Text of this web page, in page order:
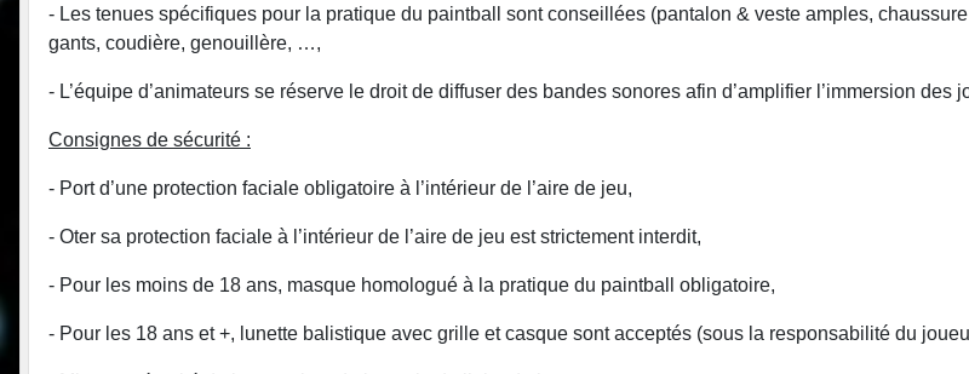
- Les tenues spécifiques pour la pratique du paintball sont conseillées (pantalon & veste amples,
gants, coudière, genouillère, …,
- L’équipe d’animateurs se réserve le droit de diffuser des bandes sonores afin d’amplifier l’immersion des
Consignes de sécurité :
- Port d’une protection faciale obligatoire à l’intérieur de l’aire de jeu,
- Oter sa protection faciale à l’intérieur de l’aire de jeu est strictement interdit,
- Pour les moins de 18 ans, masque homologué à la pratique du paintball obligatoire,
- Pour les 18 ans et +, lunette balistique avec grille et casque sont acceptés (sous la responsabilité du